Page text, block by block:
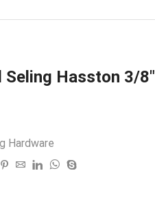
Seling Hasston 3/8″
Hardware